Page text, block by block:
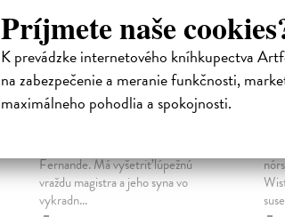
Príjmete naše
K prevádzke internetového kníhkupectva
na zabezpečenie a meranie funkčnosti,
maximálneho pohodlia a spokojnosti.
Dve tváre pravdy
Connelly Michael| Elektronická
Fernande. Má vyšetriť lúpežnú
vraždu magistra a jeho syna vo
vykradn...